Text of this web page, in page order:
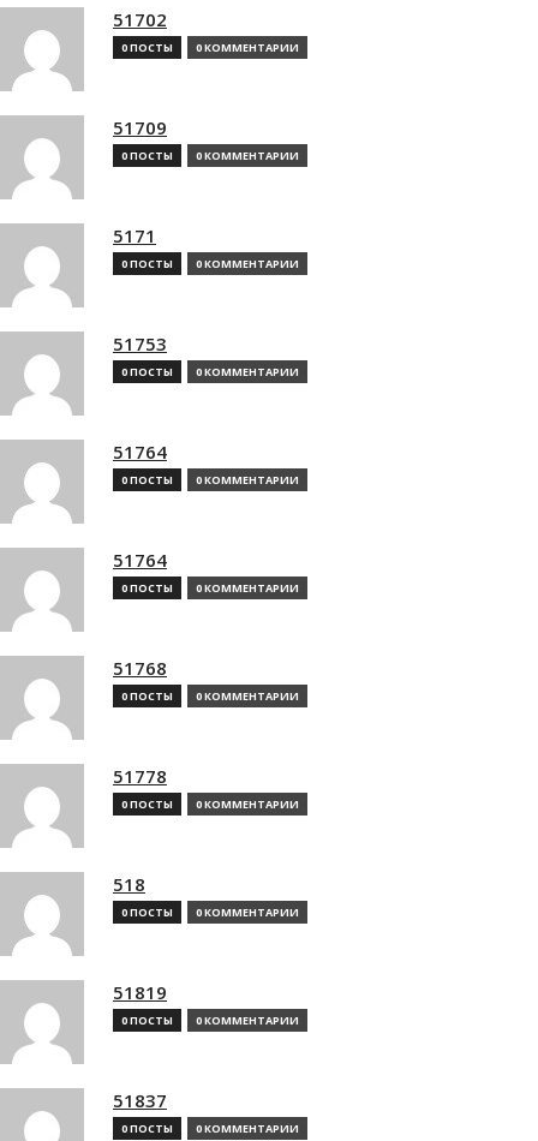
51702
0 ПОСТЫ 0 КОММЕНТАРИИ
51709
0 ПОСТЫ 0 КОММЕНТАРИИ
5171
0 ПОСТЫ 0 КОММЕНТАРИИ
51753
0 ПОСТЫ 0 КОММЕНТАРИИ
51764
0 ПОСТЫ 0 КОММЕНТАРИИ
51764
0 ПОСТЫ 0 КОММЕНТАРИИ
51768
0 ПОСТЫ 0 КОММЕНТАРИИ
51778
0 ПОСТЫ 0 КОММЕНТАРИИ
518
0 ПОСТЫ 0 КОММЕНТАРИИ
51819
0 ПОСТЫ 0 КОММЕНТАРИИ
51837
0 ПОСТЫ 0 КОММЕНТАРИИ